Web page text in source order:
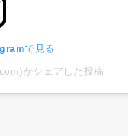
で見る
がシェアした投稿